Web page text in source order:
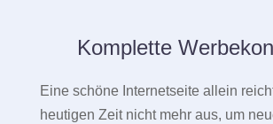
Komplette
Eine schöne Internetseite allein
heutigen Zeit nicht mehr aus, um